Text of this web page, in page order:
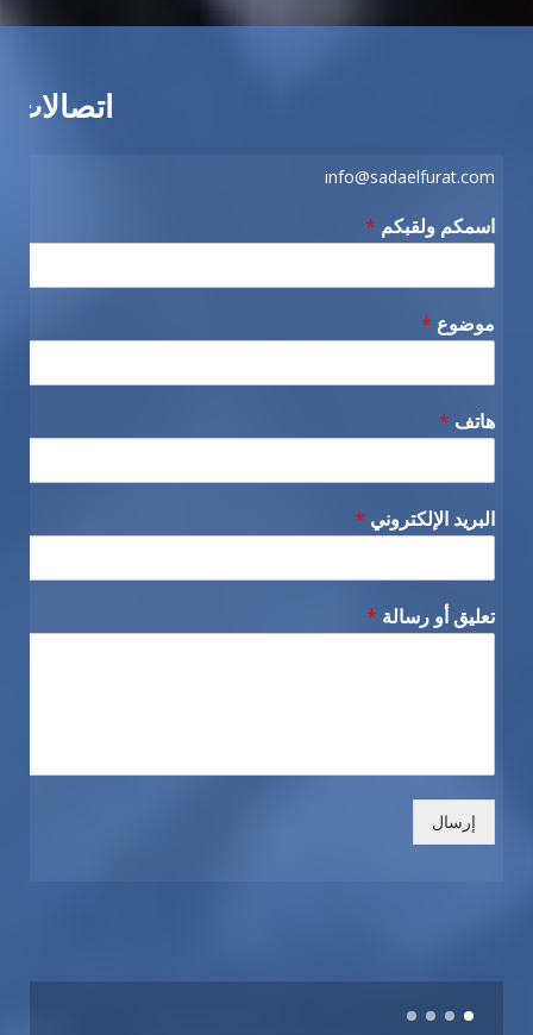
اتصالات
info@sadaelfurat.com
اسمكم ولقبكم *
موضوع *
هاتف *
البريد الإلكتروني *
تعليق أو رسالة *
إرسال